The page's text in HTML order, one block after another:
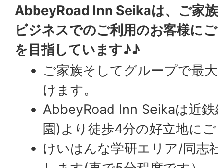
AbbeyRoad Inn Seikaは、ご家
ビジネスでのご利用のお客様に
を目指しています♪♪
ご家族そしてグループで最
けます。
AbbeyRoad Inn Seikaは近
園)より徒歩4分の好立地に
けいはんな学研エリア/同志